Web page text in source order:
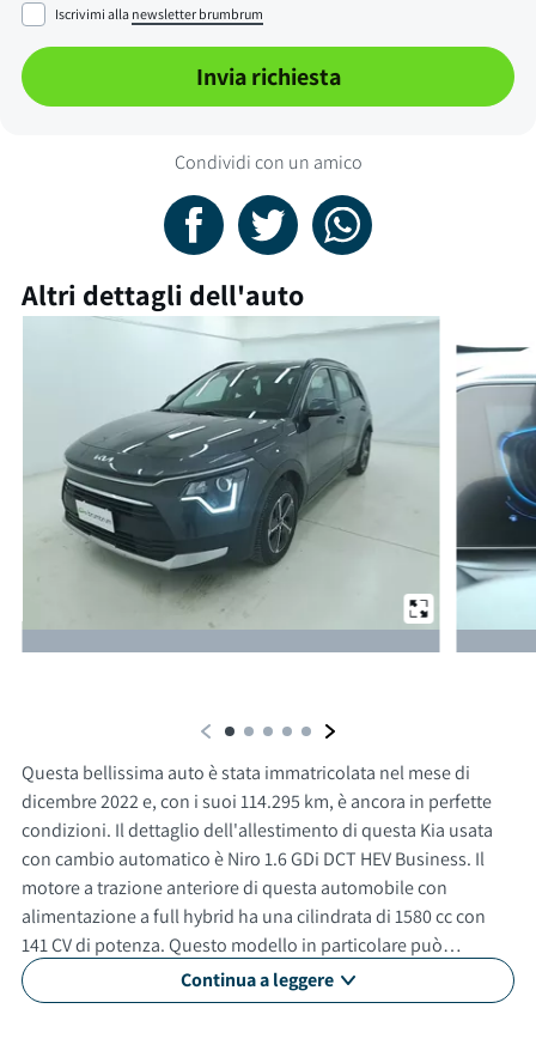
Iscrivimi alla newsletter brumbrum
Invia richiesta
Condividi con un amico
Altri dettagli dell'auto
Da un'altra prospettiva
Questa bellissima auto è stata immatricolata nel mese di
dicembre 2022 e, con i suoi 114.295 km, è ancora in perfette
condizioni. Il dettaglio dell'allestimento di questa Kia usata
con cambio automatico è Niro 1.6 GDi DCT HEV Business. Il
motore a trazione anteriore di questa automobile con
alimentazione a full hybrid ha una cilindrata di 1580 cc con
141 CV di potenza. Questo modello in particolare può
raggiungere una velocità massima di 165 km/h. Questa
vettura usata è adatta anche per neopatentati. Gli esterni
Continua a leggere